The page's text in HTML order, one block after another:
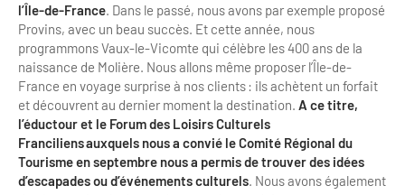
l’Île-de-France . Dans le passé, nous avons par exemple proposé
Provins, avec un beau succès. Et cette année, nous
programmons Vaux-le-Vicomte qui célèbre les 400 ans de la
naissance de Molière. Nous allons même proposer l’Île-de-
France en voyage surprise à nos clients : ils achètent un forfait
et découvrent au dernier moment la destination. A ce titre,
l’éductour et le Forum des Loisirs Culturels
Franciliens auxquels nous a convié le Comité Régional du
Tourisme en septembre nous a permis de trouver des idées
d’escapades ou d’événements culturels . Nous avons également